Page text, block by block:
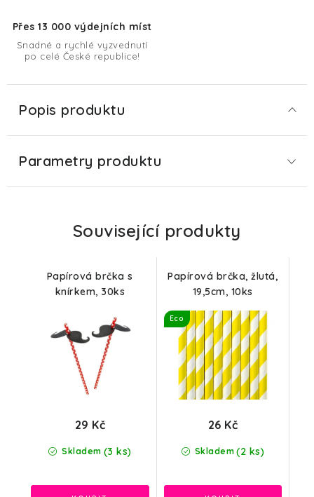
Přes 13 000 výdejních míst
Snadné a rychlé vyzvednutí
po celé České republice!
Popis produktu
Parametry produktu
Související produkty
Papírová brčka s
knírkem, 30ks
Skladem (3 ks)
29 Kč
Papírová brčka, žlutá,
19,5cm, 10ks
Eco
Skladem (2 ks)
26 Kč